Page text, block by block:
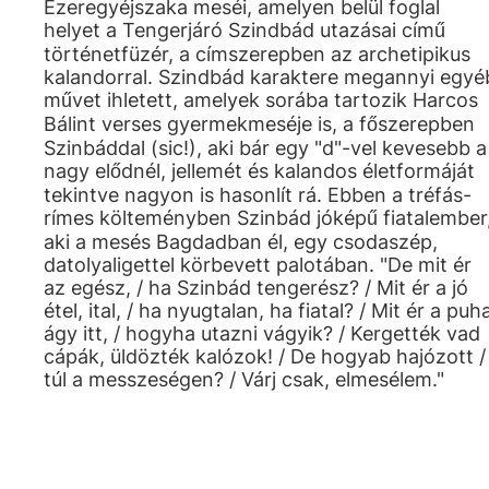
Ezeregyéjszaka meséi, amelyen belül foglal
helyet a Tengerjáró Szindbád utazásai című
történetfüzér, a címszerepben az archetipikus
kalandorral. Szindbád karaktere megannyi
művet ihletett, amelyek sorába tartozik Harcos
Bálint verses gyermekmeséje is, a főszerepben
Szinbáddal (sic!), aki bár egy "d"-vel kevesebb a
nagy elődnél, jellemét és kalandos életformáját
tekintve nagyon is hasonlít rá. Ebben a tréfás-
rímes költeményben Szinbád jóképű
aki a mesés Bagdadban él, egy csodaszép,
datolyaligettel körbevett palotában. "De mit ér
az egész, / ha Szinbád tengerész? / Mit ér a jó
étel, ital, / ha nyugtalan, ha fiatal? / Mit ér a
ágy itt, / hogyha utazni vágyik? / Kergették vad
cápák, üldözték kalózok! / De hogyab hajózott /
túl a messzeségen? / Várj csak, elmesélem."